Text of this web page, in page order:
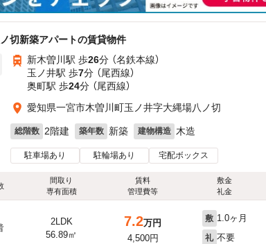
切新築アパートの賃貸物件
新木曽川駅 歩26分 （名鉄本線）
玉ノ井駅 歩7分 （尾西線）
奥町駅 歩24分 （尾西線）
愛知県一宮市木曽川町玉ノ井字大縄場八ノ切
総階数 2階建 築年数 新築 建物構造 木造
駐車場あり 駐輪場あり 宅配ボックス
間取り
専有面積
賃料
管理費等
敷金
礼金
2LDK
56.89㎡
7.2万円
4,500円
敷 1.0ヶ月
礼 不要